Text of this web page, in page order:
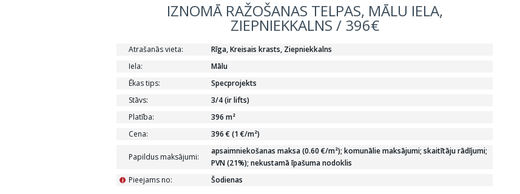
IZNOMĀ RAŽOŠANAS TELPAS, MĀLU IELA,
ZIEPNIEKKALNS / 396€
Atrašanās vieta:
Rīga, Kreisais krasts, Ziepniekkalns
Iela:
Mālu
Ēkas tips:
Specprojekts
Stāvs:
3/4 (ir lifts)
Platība:
396 m²
Cena:
396 € (1 €/m²)
Papildus maksājumi:
apsaimniekošanas maksa (0.60 €/m²); komunālie maksājumi; skaitītāju rādījumi;
PVN (21%); nekustamā īpašuma nodoklis
Pieejams no:
i Šodienas